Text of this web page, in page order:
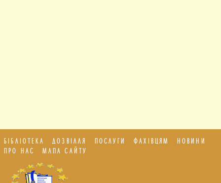
БІБЛІОТЕКА ДОЗВІЛЛЯ ПОСЛУГИ ФАХІВЦЯМ
НОВИНИ
ПРО НАС
МАПА САЙТУ